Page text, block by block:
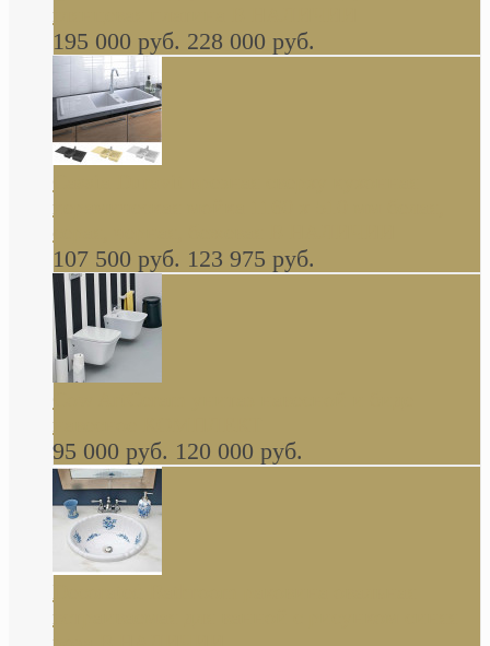
глянцевая платина В НАЛИЧИИ
195 000 руб. 228 000 руб.
керамическая мойка 1160 x 510 мм белая,
серая, черная, бежевая В НАЛИЧИИ
107 500 руб. 123 975 руб.
навесное КОМПЛЕКТ
95 000 руб. 120 000 руб.
Decorated Bathroom раковина овальная
встраиваемая для ванной с рисунком синяя